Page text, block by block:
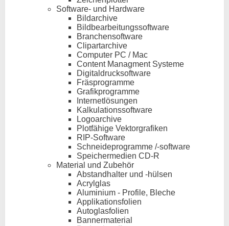
Software- und Hardware
Bildarchive
Bildbearbeitungssoftware
Branchensoftware
Clipartarchive
Computer PC / Mac
Content Managment Systeme
Digitaldrucksoftware
Fräsprogramme
Grafikprogramme
Internetlösungen
Kalkulationssoftware
Logoarchive
Plotfähige Vektorgrafiken
RIP-Software
Schneideprogramme /-software
Speichermedien CD-R
Material und Zubehör
Abstandhalter und -hülsen
Acrylglas
Aluminium - Profile, Bleche
Applikationsfolien
Autoglasfolien
Bannermaterial